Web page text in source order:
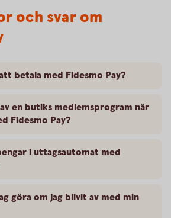
och svar om
betala med Fidesmo Pay?
en butiks medlemsprogram när
Fidesmo Pay?
i uttagsautomat med
göra om jag blivit av med min